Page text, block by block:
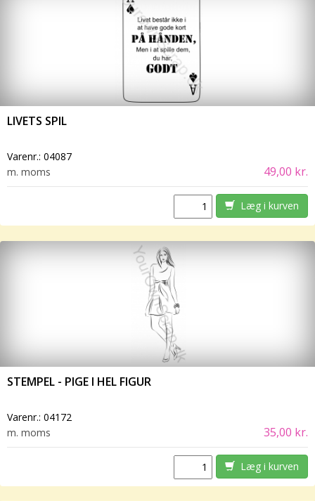
LIVETS SPIL
Varenr.: 04087
m. moms
49,00 kr.
Læg i kurven
STEMPEL - PIGE I HEL FIGUR
Varenr.: 04172
m. moms
35,00 kr.
Læg i kurven